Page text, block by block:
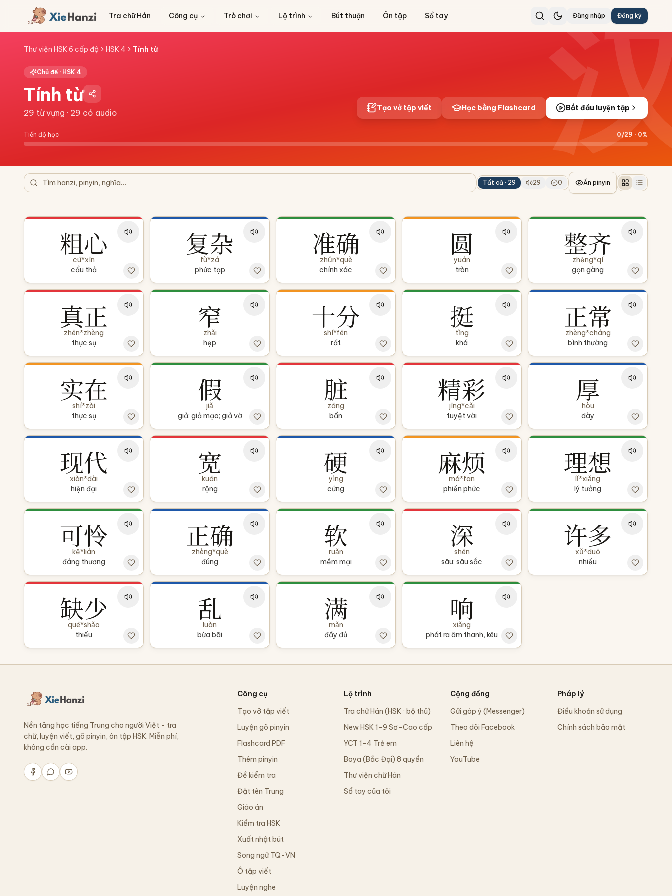
Tra chữ Hán Công cụ Trò chơi Lộ trình Bút thuận Ôn tập Sổ tay Đăng nhập Đăng ký
Thư viện HSK 6 cấp độ HSK 4 Tính từ
Chủ đề · HSK 4
Tính từ
29 từ vựng · 29 có audio Tạo vở tập viết Học bằng Flashcard Bắt đầu luyện tập
Tiến độ học 0/29 · 0%
Tất cả · 29 29 0 Ẩn pinyin
粗心
cū*xīn
cẩu thả
复杂
fù*zá
phức tạp
准确
zhǔn*què
chính xác
圆
yuán
tròn
整齐
zhěng*qí
gọn gàng
真正
zhēn*zhèng
thực sự
窄
zhǎi
hẹp
十分
shí*fēn
rất
挺
tǐng
khá
正常
zhèng*cháng
bình thường
实在
shí*zài
thực sự
假
jiǎ
giả; giả mạo; giả vờ
脏
zāng
bẩn
精彩
jīng*cǎi
tuyệt vời
厚
hòu
dày
现代
xiàn*dài
hiện đại
宽
kuān
rộng
硬
yìng
cứng
麻烦
má*fan
phiền phức
理想
lǐ*xiǎng
lý tưởng
可怜
kě*lián
đáng thương
正确
zhèng*què
đúng
软
ruǎn
mềm mại
深
shēn
sâu; sâu sắc
许多
xǔ*duō
nhiều
缺少
quē*shǎo
thiếu
乱
luàn
bừa bãi
满
mǎn
đầy đủ
响
xiǎng
phát ra âm thanh, kêu
Nền tảng học tiếng Trung cho người Việt - tra
chữ, luyện viết, gõ pinyin, ôn tập HSK. Miễn phí,
không cần cài app.
Công cụ
Tạo vở tập viết
Luyện gõ pinyin
Flashcard PDF
Thêm pinyin
Đề kiểm tra
Đặt tên Trung
Giáo án
Kiểm tra HSK
Xuất nhật bút
Song ngữ TQ-VN
Ô tập viết
Luyện nghe
Lộ trình
Tra chữ Hán (HSK · bộ thủ)
New HSK 1-9 Sơ–Cao cấp
YCT 1-4 Trẻ em
Boya (Bắc Đại) 8 quyển
Thư viện chữ Hán
Sổ tay của tôi
Cộng đồng
Gửi góp ý (Messenger)
Theo dõi Facebook
Liên hệ
YouTube
Pháp lý
Điều khoản sử dụng
Chính sách bảo mật